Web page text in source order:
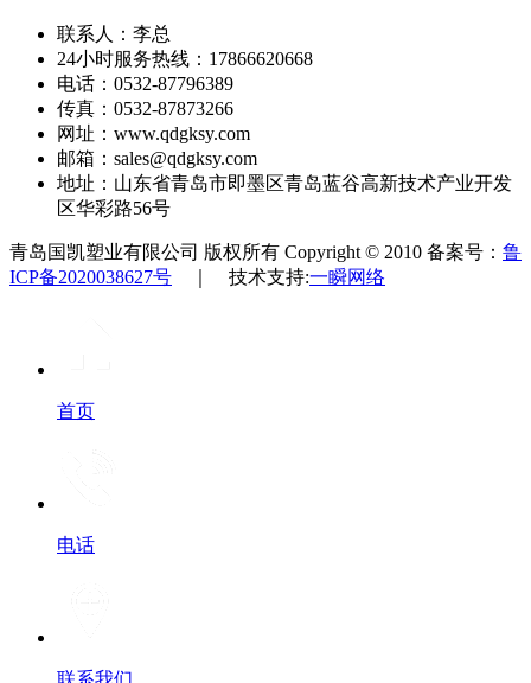
联系人：李总
24小时服务热线：17866620668
电话：0532-87796389
传真：0532-87873266
网址：www.qdgksy.com
邮箱：sales@qdgksy.com
地址：山东省青岛市即墨区青岛蓝谷高新技术产业开发
区华彩路56号
青岛国凯塑业有限公司 版权所有 Copyright © 2010 备案号： 鲁
ICP备2020038627号 ｜ 技术支持:一瞬网络
首页
电话
联系我们